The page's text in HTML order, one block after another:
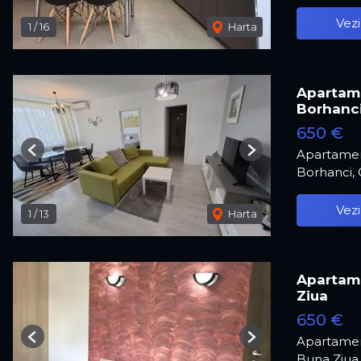
1 /16 Harta
1 /13 Harta
Previous Next
650 €
Borhanci,
Previous Next
Ziua
650 €